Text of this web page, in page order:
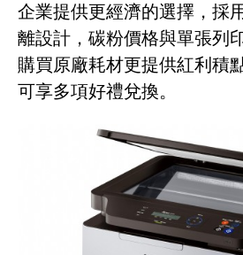
企業提供更經濟的選擇，採
離設計，碳粉價格與單張列
購買原廠耗材更提供紅利積
可享多項好禮兌換。